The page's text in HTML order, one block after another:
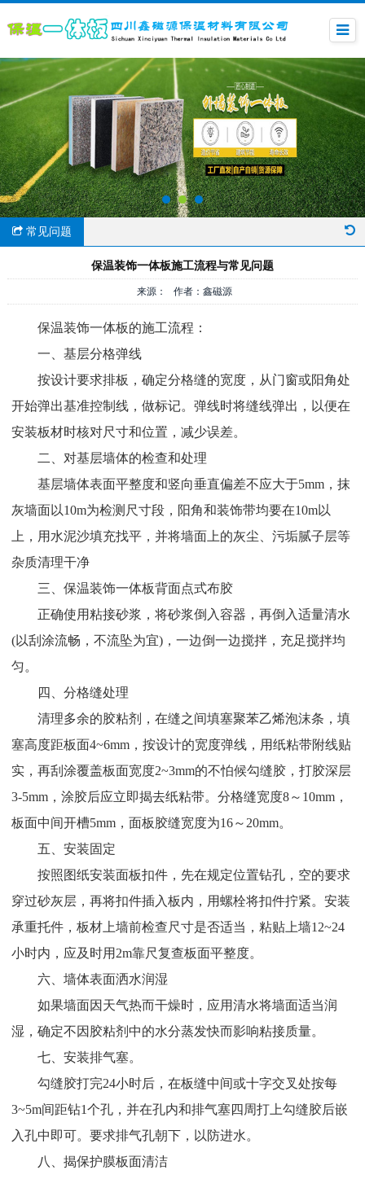
常见问题
保温装饰一体板施工流程与常见问题
来源： 作者：鑫磁源
保温装饰一体板的施工流程：
一、基层分格弹线
按设计要求排板，确定分格缝的宽度，从门窗或阳角处
开始弹出基准控制线，做标记。弹线时将缝线弹出，以便在
安装板材时核对尺寸和位置，减少误差。
二、对基层墙体的检查和处理
基层墙体表面平整度和竖向垂直偏差不应大于5mm，抹
灰墙面以10m为检测尺寸段，阳角和装饰带均要在10m以
上，用水泥沙填充找平，并将墙面上的灰尘、污垢腻子层等
杂质清理干净
三、保温装饰一体板背面点式布胶
正确使用粘接砂浆，将砂浆倒入容器，再倒入适量清水
(以刮涂流畅，不流坠为宜)，一边倒一边搅拌，充足搅拌均
匀。
四、分格缝处理
清理多余的胶粘剂，在缝之间填塞聚苯乙烯泡沫条，填
塞高度距板面4~6mm，按设计的宽度弹线，用纸粘带附线贴
实，再刮涂覆盖板面宽度2~3mm的不怕候勾缝胶，打胶深层
3-5mm，涂胶后应立即揭去纸粘带。分格缝宽度8～10mm，
板面中间开槽5mm，面板胶缝宽度为16～20mm。
五、安装固定
按照图纸安装面板扣件，先在规定位置钻孔，空的要求
穿过砂灰层，再将扣件插入板内，用螺栓将扣件拧紧。安装
承重托件，板材上墙前检查尺寸是否适当，粘贴上墙12~24
小时内，应及时用2m靠尺复查板面平整度。
六、墙体表面洒水润湿
如果墙面因天气热而干燥时，应用清水将墙面适当润
湿，确定不因胶粘剂中的水分蒸发快而影响粘接质量。
七、安装排气塞。
勾缝胶打完24小时后，在板缝中间或十字交叉处按每
3~5m间距钻1个孔，并在孔内和排气塞四周打上勾缝胶后嵌
入孔中即可。要求排气孔朝下，以防进水。
八、揭保护膜板面清洁